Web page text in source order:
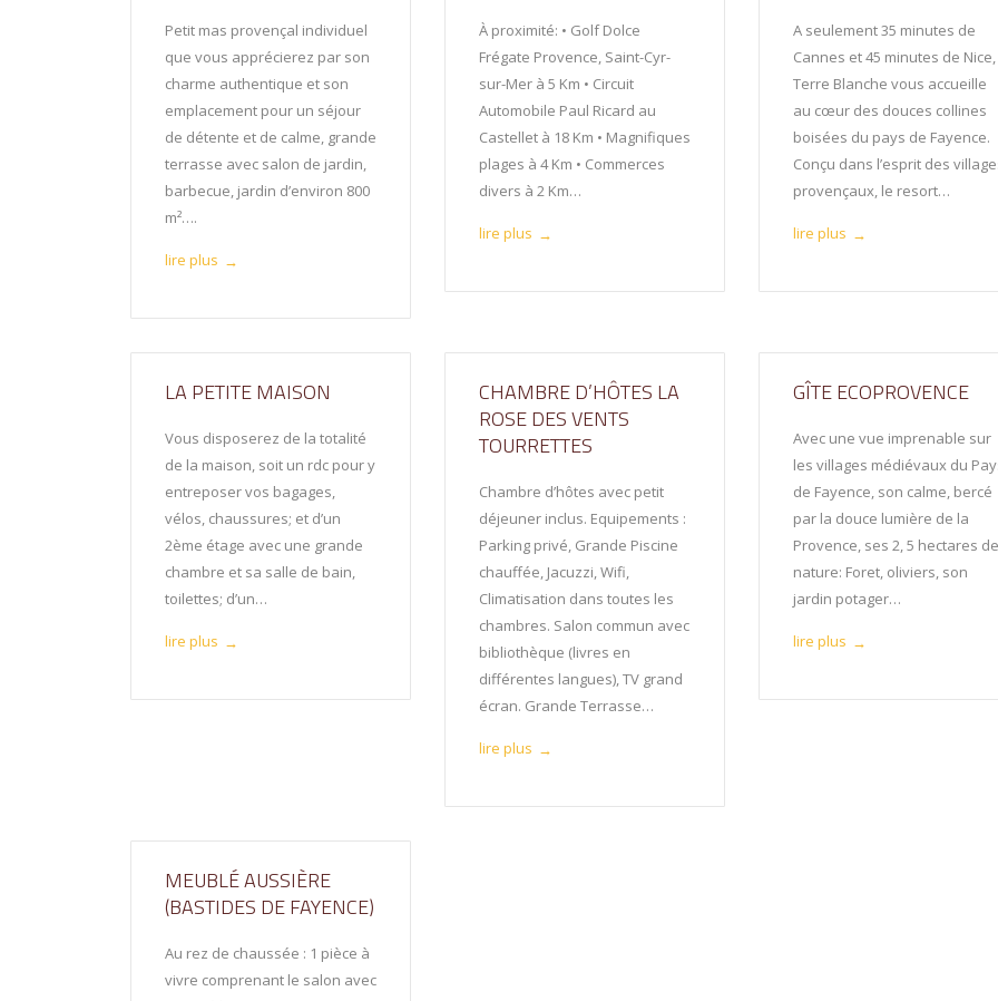
Petit mas provençal individuel
que vous apprécierez par son
charme authentique et son
emplacement pour un séjour
de détente et de calme, grande
terrasse avec salon de jardin,
barbecue, jardin d’environ 800
m²….
lire plus →
À proximité: • Golf Dolce
Frégate Provence, Saint-Cyr-
sur-Mer à 5 Km • Circuit
Automobile Paul Ricard au
Castellet à 18 Km • Magnifiques
plages à 4 Km • Commerces
divers à 2 Km…
lire plus →
A seulement 35 minutes de
Cannes et 45 minutes de Nice,
Terre Blanche vous accueille
au cœur des douces collines
boisées du pays de Fayence.
Conçu dans l’esprit des
provençaux, le resort…
lire plus →
LA PETITE MAISON
Vous disposerez de la totalité
de la maison, soit un rdc pour y
entreposer vos bagages,
vélos, chaussures; et d’un
2ème étage avec une grande
chambre et sa salle de bain,
toilettes; d’un…
lire plus →
CHAMBRE D’HÔTES LA
ROSE DES VENTS
TOURRETTES
Chambre d’hôtes avec petit
déjeuner inclus. Equipements :
Parking privé, Grande Piscine
chauffée, Jacuzzi, Wifi,
Climatisation dans toutes les
chambres. Salon commun avec
bibliothèque (livres en
différentes langues), TV grand
écran. Grande Terrasse…
lire plus →
GÎTE ECOPROVENCE
Avec une vue imprenable sur
les villages médiévaux du
de Fayence, son calme, bercé
par la douce lumière de la
Provence, ses 2, 5 hectares
nature: Foret, oliviers, son
jardin potager…
lire plus →
MEUBLÉ AUSSIÈRE
(BASTIDES DE FAYENCE)
Au rez de chaussée : 1 pièce à
vivre comprenant le salon avec